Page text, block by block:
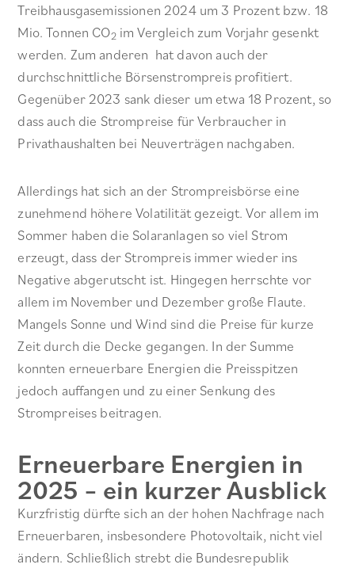
Treibhausgasemissionen 2024 um 3 Prozent bzw. 18
Mio. Tonnen CO2im Vergleich zum Vorjahr gesenkt
werden. Zum anderen hat davon auch der
durchschnittliche Börsenstrompreis profitiert.
Gegenüber 2023 sank dieser um etwa 18 Prozent, so
dass auch die Strompreise für Verbraucher in
Privathaushalten bei Neuverträgen nachgaben.
Allerdings hat sich an der Strompreisbörse eine
zunehmend höhere Volatilität gezeigt. Vor allem im
Sommer haben die Solaranlagen so viel Strom
erzeugt, dass der Strompreis immer wieder ins
Negative abgerutscht ist. Hingegen herrschte vor
allem im November und Dezember große Flaute.
Mangels Sonne und Wind sind die Preise für kurze
Zeit durch die Decke gegangen. In der Summe
konnten erneuerbare Energien die Preisspitzen
jedoch auffangen und zu einer Senkung des
Strompreises beitragen.
Erneuerbare Energien in
2025 – ein kurzer Ausblick
Kurzfristig dürfte sich an der hohen Nachfrage nach
Erneuerbaren, insbesondere Photovoltaik, nicht viel
ändern. Schließlich strebt die Bundesrepublik